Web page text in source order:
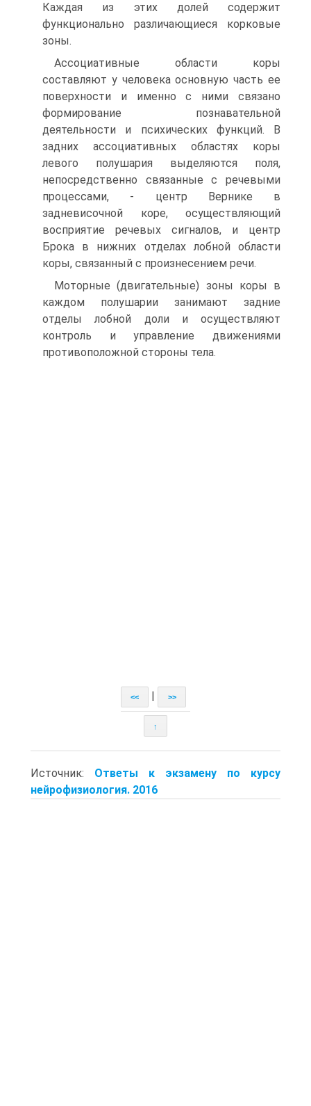
Каждая из этих долей содержит
функционально различающиеся корковые
зоны.
Ассоциативные области коры
составляют у человека основную часть ее
поверхности и именно с ними связано
формирование познавательной
деятельности и психических функций. В
задних ассоциативных областях коры
левого полушария выделяются поля,
непосредственно связанные с речевыми
процессами, - центр Вернике в
задневисочной коре, осуществляющий
восприятие речевых сигналов, и центр
Брока в нижних отделах лобной области
коры, связанный с произнесением речи.
Моторные (двигательные) зоны коры в
каждом полушарии занимают задние
отделы лобной доли и осуществляют
контроль и управление движениями
противоположной стороны тела.
<< >>
↑
Источник: Ответы к экзамену по курсу
нейрофизиология. 2016